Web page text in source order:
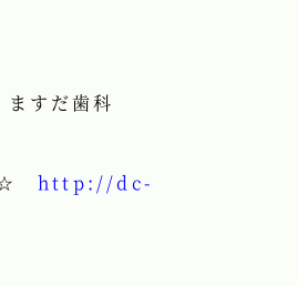
すだ歯科
☆ http://dc-